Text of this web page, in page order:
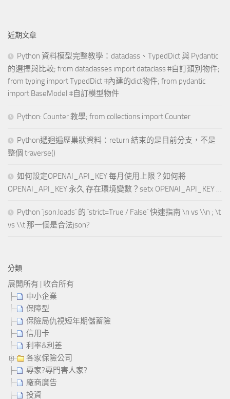
近期文章
Python 資料模型完整教學：dataclass、TypedDict 與 Pydantic
的選擇與比較; from dataclasses import dataclass #自訂類別物件;
from typing import TypedDict #內建的dict物件; from pydantic
import BaseModel #自訂模型物件
Python: Counter 教學; from collections import Counter
Python遞迴遍歷巢狀資料：return 結束的是目前分支，不是
整個 traverse()
如何設定OPENAI_API_KEY 每月使用上限？如何將
OPENAI_API_KEY 永久 存在環境變數？setx OPENAI_API_KEY …
Python `json.loads` 的 `strict=True / False` 快速指南 \n vs \\n ; \t
vs \\t 那一個是合法json?
分類
展開所有 | 收合所有
中小企業
保障型
保險局仇視短年期儲蓄險
信用卡
利率&利差
各家保險公司
專家?專門害人家?
廠商廣告
投資